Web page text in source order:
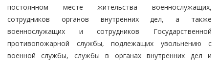
постоянном месте жительства военнослужащих,
сотрудников органов внутренних дел, а также
военнослужащих и сотрудников Государственной
противопожарной службы, подлежащих увольнению с
военной службы, службы в органах внутренних дел и